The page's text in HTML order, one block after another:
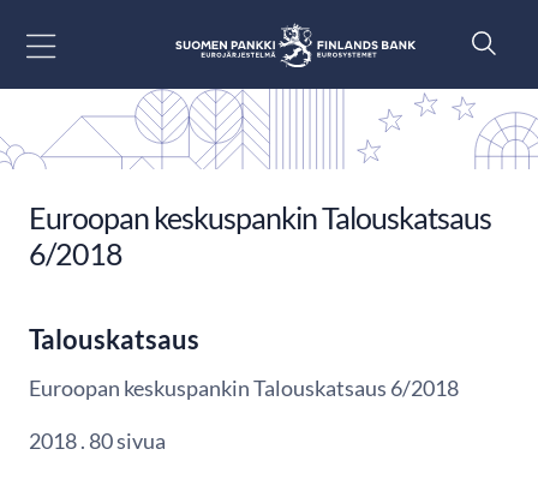
Euroopan keskuspankin Talouskatsaus
6/2018
Talouskatsaus
Euroopan keskuspankin Talouskatsaus 6/2018
2018 . 80 sivua